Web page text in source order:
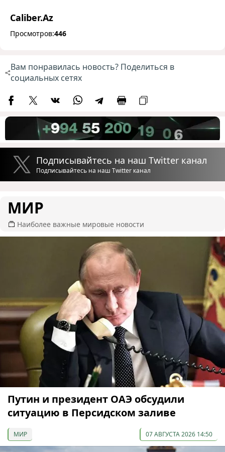
Caliber.Az
Просмотров:446
Вам понравилась новость? Поделиться в
социальных сетях
Подписывайтесь на наш Twitter канал
Подписывайтесь на наш Twitter канал
МИР
Наиболее важные мировые новости
Путин и президент ОАЭ обсудили
ситуацию в Персидском заливе
МИР 07 АВГУСТА 2026 14:50